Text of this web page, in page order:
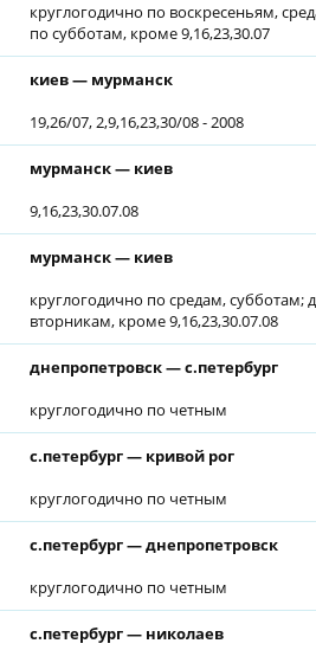
круглогодично по воскресеньям,
по субботам, кроме 9,16,23,30.07
киев — мурманск
19,26/07, 2,9,16,23,30/08 - 2008
мурманск — киев
9,16,23,30.07.08
мурманск — киев
круглогодично по средам, субботам;
вторникам, кроме 9,16,23,30.07.08
днепропетровск — с.петербург
круглогодично по четным
с.петербург — кривой рог
круглогодично по четным
с.петербург — днепропетровск
круглогодично по четным
с.петербург — николаев